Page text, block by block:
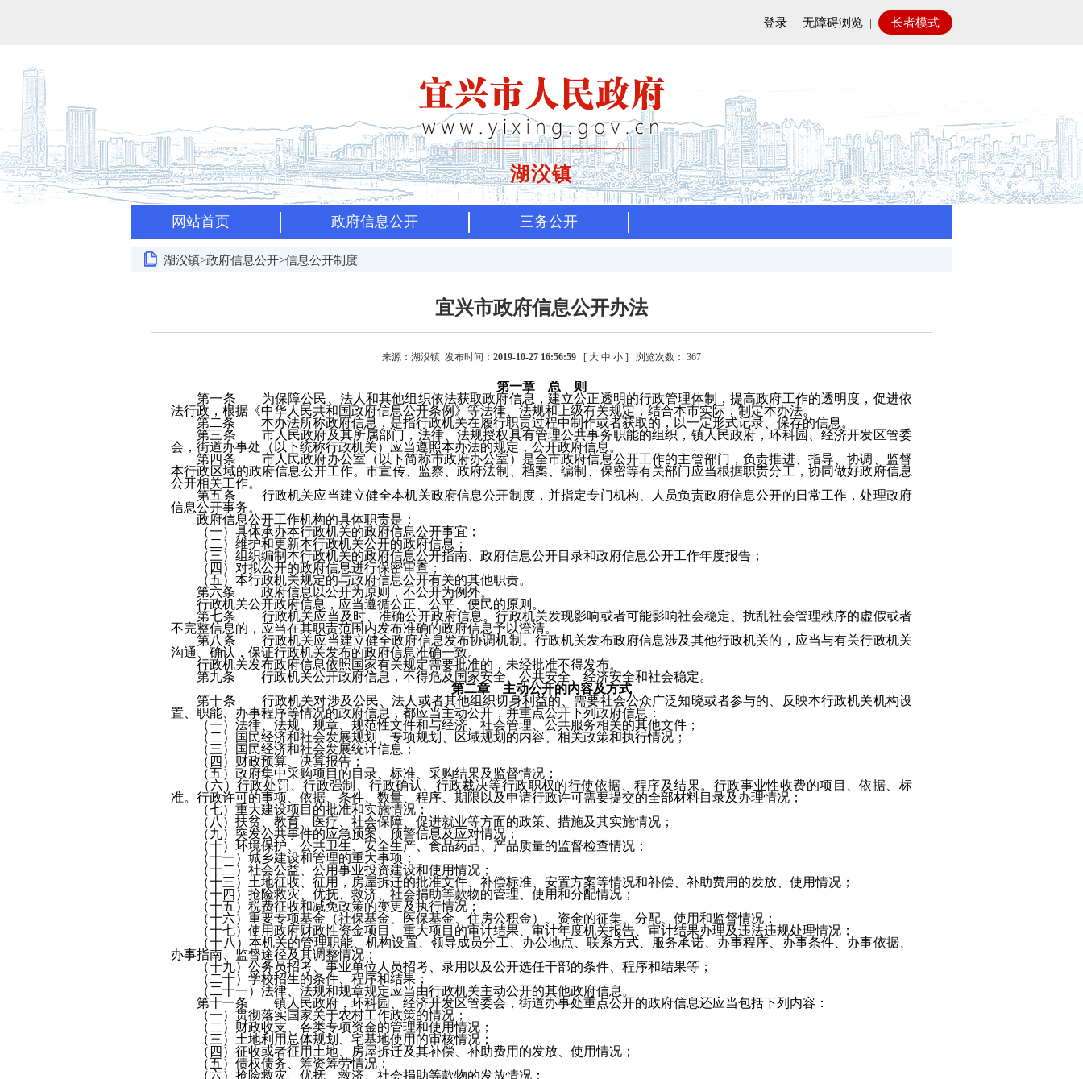
登录 | 无障碍浏览 | 长者模式
湖㳇镇
网站首页 政府信息公开 三务公开
湖㳇镇>政府信息公开>信息公开制度
宜兴市政府信息公开办法
来源：湖㳇镇 发布时间： 2019-10-27 16:56:59 [ 大 中 小 ] 浏览次数： 367
第一章 总 则
第一条 为保障公民、法人和其他组织依法获取政府信息，建立公正透明的行政管理体制，提高政府工作的透明度，促进依
法行政，根据《中华人民共和国政府信息公开条例》等法律、法规和上级有关规定，结合本市实际，制定本办法。
第二条 本办法所称政府信息，是指行政机关在履行职责过程中制作或者获取的，以一定形式记录、保存的信息。
第三条 市人民政府及其所属部门，法律、法规授权具有管理公共事务职能的组织，镇人民政府，环科园、经济开发区管委
会，街道办事处（以下统称行政机关）应当遵照本办法的规定，公开政府信息。
第四条 市人民政府办公室（以下简称市政府办公室）是全市政府信息公开工作的主管部门，负责推进、指导、协调、监督
本行政区域的政府信息公开工作。市宣传、监察、政府法制、档案、编制、保密等有关部门应当根据职责分工，协同做好政府信息
公开相关工作。
第五条 行政机关应当建立健全本机关政府信息公开制度，并指定专门机构、人员负责政府信息公开的日常工作，处理政府
信息公开事务。
政府信息公开工作机构的具体职责是：
（一）具体承办本行政机关的政府信息公开事宜；
（二）维护和更新本行政机关公开的政府信息；
（三）组织编制本行政机关的政府信息公开指南、政府信息公开目录和政府信息公开工作年度报告；
（四）对拟公开的政府信息进行保密审查；
（五）本行政机关规定的与政府信息公开有关的其他职责。
第六条 政府信息以公开为原则，不公开为例外。
行政机关公开政府信息，应当遵循公正、公平、便民的原则。
第七条 行政机关应当及时、准确公开政府信息。行政机关发现影响或者可能影响社会稳定、扰乱社会管理秩序的虚假或者
不完整信息的，应当在其职责范围内发布准确的政府信息予以澄清。
第八条 行政机关应当建立健全政府信息发布协调机制。行政机关发布政府信息涉及其他行政机关的，应当与有关行政机关
沟通、确认，保证行政机关发布的政府信息准确一致。
行政机关发布政府信息依照国家有关规定需要批准的，未经批准不得发布。
第九条 行政机关公开政府信息，不得危及国家安全、公共安全、经济安全和社会稳定。
第二章 主动公开的内容及方式
第十条 行政机关对涉及公民、法人或者其他组织切身利益的、需要社会公众广泛知晓或者参与的、反映本行政机关机构设
置、职能、办事程序等情况的政府信息，都应当主动公开，并重点公开下列政府信息：
（一）法律、法规、规章、规范性文件和与经济、社会管理、公共服务相关的其他文件；
（二）国民经济和社会发展规划、专项规划、区域规划的内容、相关政策和执行情况；
（三）国民经济和社会发展统计信息；
（四）财政预算、决算报告；
（五）政府集中采购项目的目录、标准、采购结果及监督情况；
（六）行政处罚、行政强制、行政确认、行政裁决等行政职权的行使依据、程序及结果。行政事业性收费的项目、依据、标
准。行政许可的事项、依据、条件、数量、程序、期限以及申请行政许可需要提交的全部材料目录及办理情况；
（七）重大建设项目的批准和实施情况；
（八）扶贫、教育、医疗、社会保障、促进就业等方面的政策、措施及其实施情况；
（九）突发公共事件的应急预案、预警信息及应对情况；
（十）环境保护、公共卫生、安全生产、食品药品、产品质量的监督检查情况；
（十一）城乡建设和管理的重大事项；
（十二）社会公益、公用事业投资建设和使用情况；
（十三）土地征收、征用，房屋拆迁的批准文件、补偿标准、安置方案等情况和补偿、补助费用的发放、使用情况；
（十四）抢险救灾、优抚、救济、社会捐助等款物的管理、使用和分配情况；
（十五）税费征收和减免政策的变更及执行情况；
（十六）重要专项基金（社保基金、医保基金、住房公积金）、资金的征集、分配、使用和监督情况；
（十七）使用政府财政性资金项目、重大项目的审计结果、审计年度机关报告、审计结果办理及违法违规处理情况；
（十八）本机关的管理职能、机构设置、领导成员分工、办公地点、联系方式、服务承诺、办事程序、办事条件、办事依据、
办事指南、监督途径及其调整情况；
（十九）公务员招考、事业单位人员招考、录用以及公开选任干部的条件、程序和结果等；
（二十）学校招生的条件、程序和结果；
（二十一）法律、法规和规章规定应当由行政机关主动公开的其他政府信息。
第十一条 镇人民政府，环科园、经济开发区管委会，街道办事处重点公开的政府信息还应当包括下列内容：
（一）贯彻落实国家关于农村工作政策的情况；
（二）财政收支、各类专项资金的管理和使用情况；
（三）土地利用总体规划、宅基地使用的审核情况；
（四）征收或者征用土地、房屋拆迁及其补偿、补助费用的发放、使用情况；
（五）债权债务、筹资筹劳情况；
（六）抢险救灾、优抚、救济、社会捐助等款物的发放情况；